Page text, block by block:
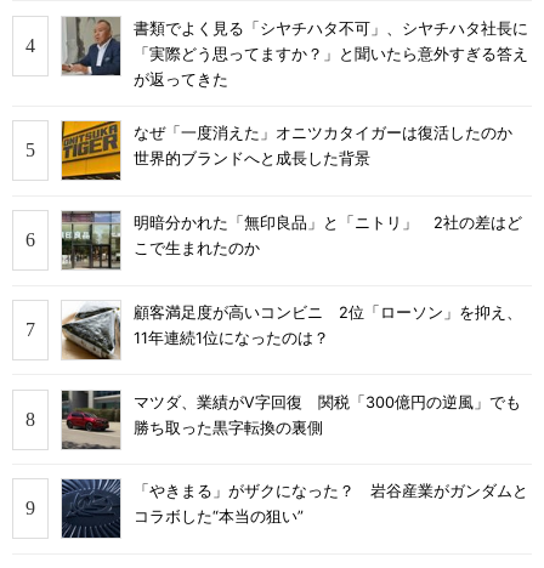
書類でよく見る「シヤチハタ不可」、シヤチハタ社長に
「実際どう思ってますか？」と聞いたら意外すぎる答え
が返ってきた
なぜ「一度消えた」オニツカタイガーは復活したのか
世界的ブランドへと成長した背景
明暗分かれた「無印良品」と「ニトリ」 2社の差はど
こで生まれたのか
顧客満足度が高いコンビニ 2位「ローソン」を抑え、
11年連続1位になったのは？
マツダ、業績がV字回復 関税「300億円の逆風」でも
勝ち取った黒字転換の裏側
「やきまる」がザクになった？ 岩谷産業がガンダムと
コラボした“本当の狙い”